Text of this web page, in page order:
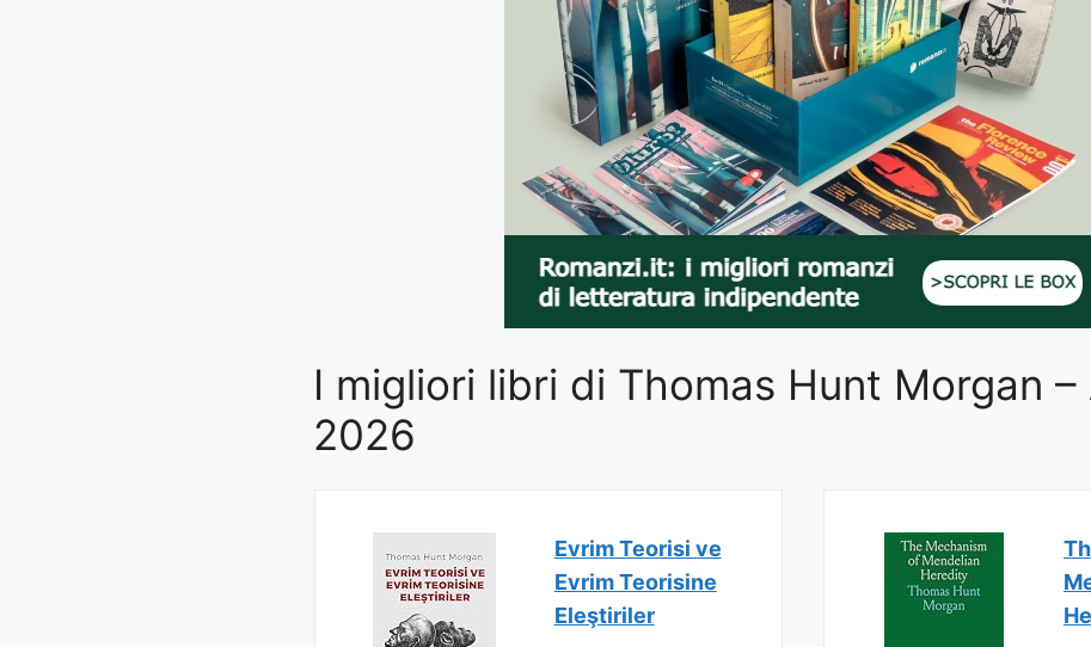
I migliori libri di Thomas Hunt Morgan
2026
Evrim Teorisi ve
Evrim Teorisine
Eleştiriler